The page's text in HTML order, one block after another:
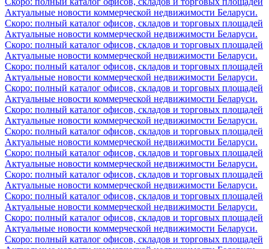
Актуальные новости коммерческой недвижимости Беларуси.
Скоро: полный каталог офисов, складов и торговых площадей
Актуальные новости коммерческой недвижимости Беларуси.
Скоро: полный каталог офисов, складов и торговых площадей
Актуальные новости коммерческой недвижимости Беларуси.
Скоро: полный каталог офисов, складов и торговых площадей
Актуальные новости коммерческой недвижимости Беларуси.
Скоро: полный каталог офисов, складов и торговых площадей
Актуальные новости коммерческой недвижимости Беларуси.
Скоро: полный каталог офисов, складов и торговых площадей
Актуальные новости коммерческой недвижимости Беларуси.
Скоро: полный каталог офисов, складов и торговых площадей
Актуальные новости коммерческой недвижимости Беларуси.
Скоро: полный каталог офисов, складов и торговых площадей
Актуальные новости коммерческой недвижимости Беларуси.
Скоро: полный каталог офисов, складов и торговых площадей
Актуальные новости коммерческой недвижимости Беларуси.
Скоро: полный каталог офисов, складов и торговых площадей
Актуальные новости коммерческой недвижимости Беларуси.
Скоро: полный каталог офисов, складов и торговых площадей
Актуальные новости коммерческой недвижимости Беларуси.
Скоро: полный каталог офисов, складов и торговых площадей